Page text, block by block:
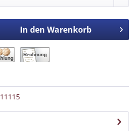
In den Warenkorb